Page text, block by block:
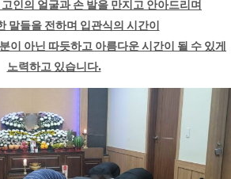
인의 얼굴과 손 발을 만지고 안아드리며
말들을 전하며 입관식의 시간이
이 아닌 따듯하고 아름다운 시간이 될 수 있게
노력하고 있습니다.